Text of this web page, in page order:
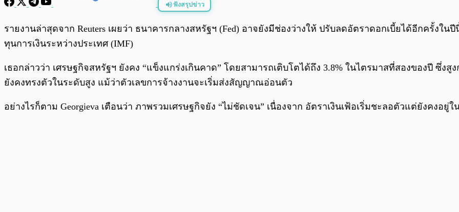
ฟังสรุปข่าว
พร้อมเล่น
รายงานล่าสุดจาก Reuters เผยว่า ธนาคารกลางสหรัฐฯ (Fed) อาจยังมีช่องว่างให้ ปรับลดอัตราดอกเบี้ยได้อีกครั้งใน
ทุนการเงินระหว่างประเทศ (IMF)
เธอกล่าวว่า เศรษฐกิจสหรัฐฯ ยังคง “แข็งแกร่งเกินคาด” โดยสามารถเติบโตได้ถึง 3.8% ในไตรมาสที่สองของปี ซึ่ง
ยังคงทรงตัวในระดับสูง แม้ว่าตัวเลขการจ้างงานจะเริ่มส่งสัญญาณอ่อนตัว
อย่างไรก็ตาม Georgieva เตือนว่า ภาพรวมเศรษฐกิจยัง “ไม่ชัดเจน” เนื่องจาก อัตราเงินเฟ้อเริ่มชะลอตัวแต่ยังคงอยู่ใ